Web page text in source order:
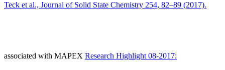
Teck et al., Journal of Solid State Chemistry 254, 82–89 (2017).
associated with MAPEX Research Highlight 08-2017: